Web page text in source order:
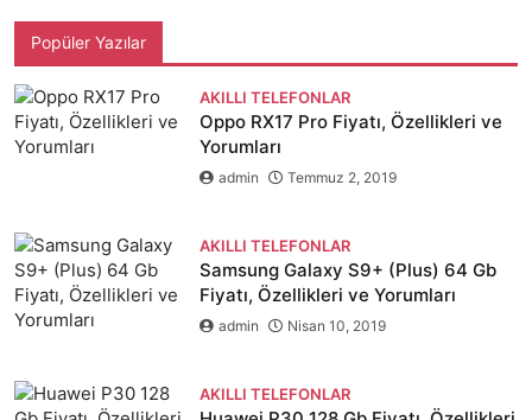
Popüler Yazılar
AKILLI TELEFONLAR
Oppo RX17 Pro Fiyatı, Özellikleri ve
Yorumları
admin Temmuz 2, 2019
AKILLI TELEFONLAR
Samsung Galaxy S9+ (Plus) 64 Gb
Fiyatı, Özellikleri ve Yorumları
admin Nisan 10, 2019
AKILLI TELEFONLAR